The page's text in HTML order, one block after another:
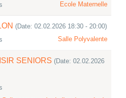
Ecole Maternelle
(Date: 02.02.2026 18:30 - 20:00)
Salle Polyvalente
SENIORS (Date: 02.02.2026